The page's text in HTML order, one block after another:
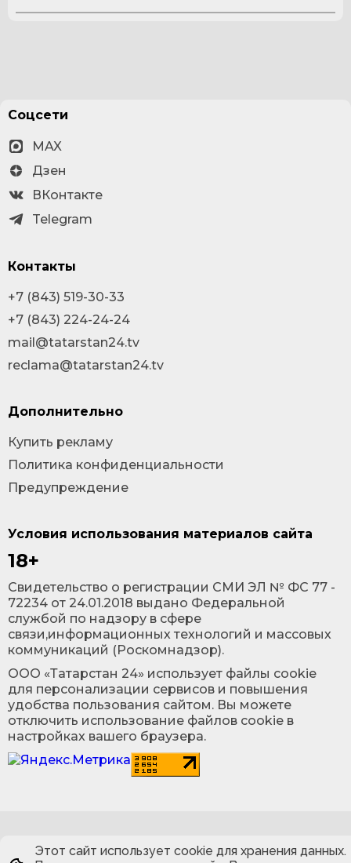
Условия использования материалов сайта
18+
Cвидетельство о регистрации СМИ ЭЛ № ФС 77 -
72234 от 24.01.2018 выдано Федеральной
службой по надзору в сфере
связи,информационных технологий и массовых
коммуникаций (Роскомнадзор).
ООО «Татарстан 24» использует файлы cookie
для персонализации сервисов и повышения
удобства пользования сайтом. Вы можете
отключить использование файлов cookie в
настройках вашего браузера.
Соцсети
MAX
Дзен
ВКонтакте
Telegram
Контакты
+7 (843) 519-30-33
+7 (843) 224-24-24
mail@tatarstan24.tv
reclama@tatarstan24.tv
Дополнительно
Купить рекламу
Политика конфиденциальности
Предупреждение
Этот сайт использует cookie для хранения данных.